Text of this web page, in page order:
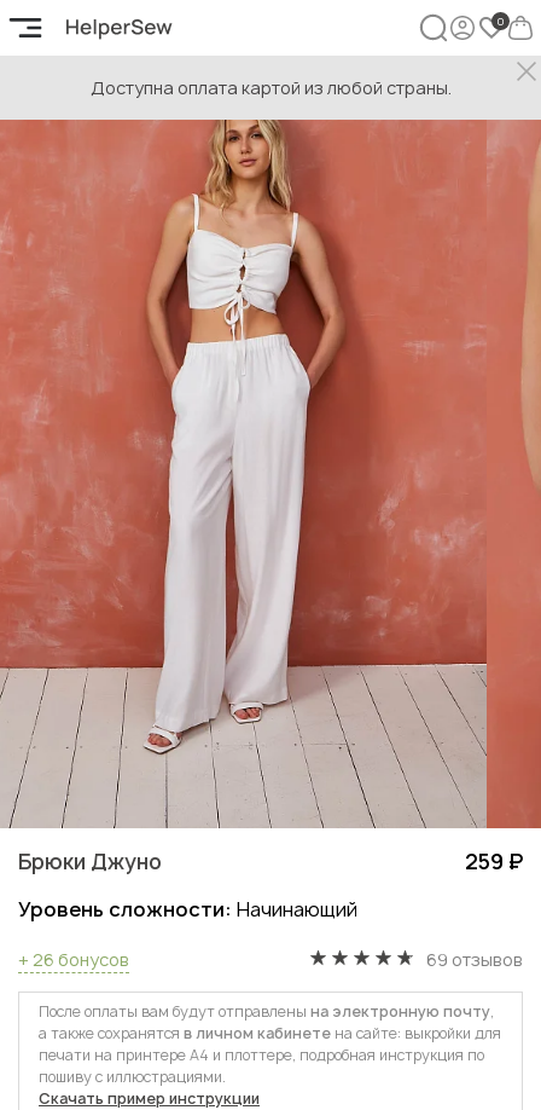
Доступна оплата картой из любой страны.
Брюки Джуно 259 ₽
Уровень сложности: Начинающий
+ 26 бонусов 69 отзывов
После оплаты вам будут отправлены на электронную почту,
а также сохранятся в личном кабинете на сайте: выкройки для
печати на принтере А4 и плоттере, подробная инструкция по
пошиву с иллюстрациями.
Скачать пример инструкции